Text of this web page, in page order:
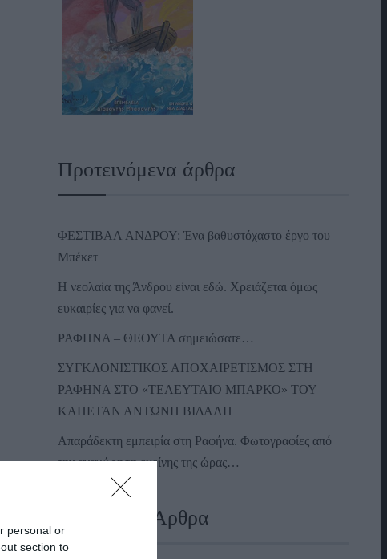
personal or
section to
Προτεινόμενα άρθρα
ΦΕΣΤΙΒΑΛ ΑΝΔΡΟΥ: Ένα βαθυστόχαστο έργο του
Μπέκετ
Η νεολαία της Άνδρου είναι εδώ. Χρειάζεται όμως
ευκαιρίες για να φανεί.
ΡΑΦΗΝΑ – ΘΕΟΥΤΑ σημειώσατε…
ΣΥΓΚΛΟΝΙΣΤΙΚΟΣ ΑΠΟΧΑΙΡΕΤΙΣΜΟΣ ΣΤΗ
ΡΑΦΗΝΑ ΣΤΟ «ΤΕΛΕΥΤΑΙΟ ΜΠΑΡΚΟ» ΤΟΥ
ΚΑΠΕΤΑΝ ΑΝΤΩΝΗ ΒΙΔΑΛΗ
Απαράδεκτη εμπειρία στη Ραφήνα. Φωτογραφίες από
την αναχώρηση εκείνης της ώρας…
Πρόσφατα Άρθρα